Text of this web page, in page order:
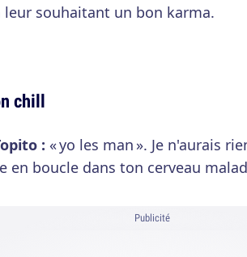
leur souhaitant un bon karma.
chill
: « yo les man ». Je n'aurais
en boucle dans ton cerveau
Publicité